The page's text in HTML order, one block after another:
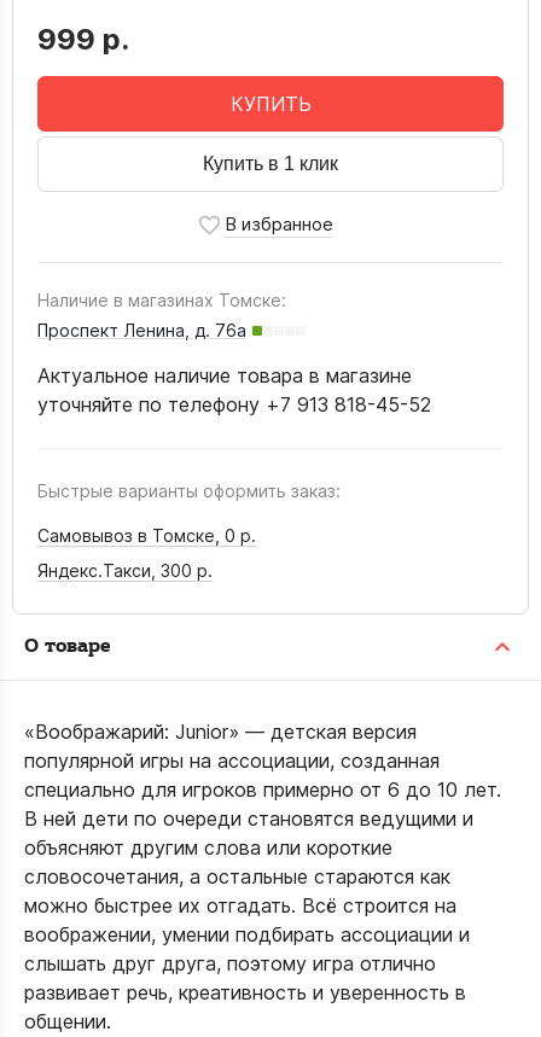
999 р.
КУПИТЬ
Купить в 1 клик
Наличие в магазинах Томске:
Проспект Ленина, д. 76а
Актуальное наличие товара в магазине
уточняйте по телефону +7 913 818-45-52
Быстрые варианты оформить заказ:
Самовывоз в Томске, 0 р.
Яндекс.Такси, 300 р.
О товаре
«Воображарий: Junior» — детская версия
популярной игры на ассоциации, созданная
специально для игроков примерно от 6 до 10 лет.
В ней дети по очереди становятся ведущими и
объясняют другим слова или короткие
словосочетания, а остальные стараются как
можно быстрее их отгадать. Всё строится на
воображении, умении подбирать ассоциации и
слышать друг друга, поэтому игра отлично
развивает речь, креативность и уверенность в
общении.​